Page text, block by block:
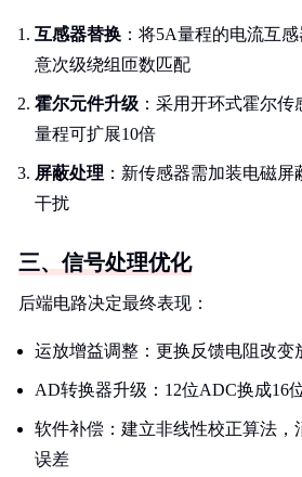
互感器替换 ：将5A量程的电流互
意次级绕组匝数匹配
霍尔元件升级 ：采用开环式霍尔
量程可扩展10倍
屏蔽处理 ：新传感器需加装电磁
干扰
三、信号处理优化
后端电路决定最终表现：
运放增益调整：更换反馈电阻改变
AD转换器升级：12位ADC换成16
软件补偿：建立非线性校正算法，
误差